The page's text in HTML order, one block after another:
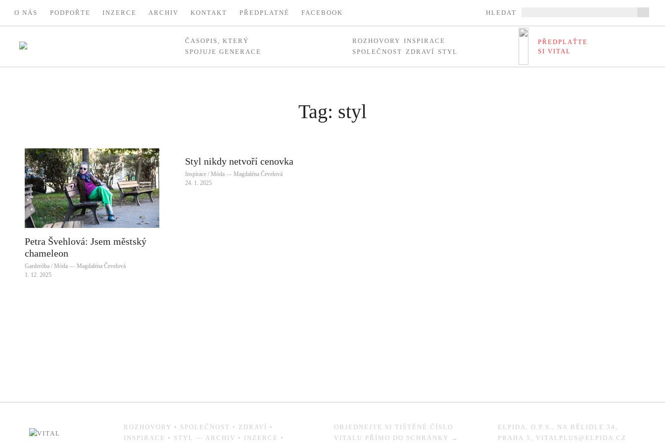
O NÁS PODPOŘTE INZERCE ARCHIV KONTAKT PŘEDPLATNÉ FACEBOOK HLEDAT
ČASOPIS, KTERÝ
SPOJUJE GENERACE
ROZHOVORY INSPIRACE
SPOLEČNOST
ZDRAVÍ STYL
PŘEDPLAŤTE
SI VITAL
Tag: styl
Petra Švehlová: Jsem městský
chameleon
Garderóba / Móda — Magdaléna Čevelová
1. 12. 2025
Styl nikdy netvoří cenovka
Inspirace / Móda — Magdaléna Čevelová
24. 1. 2025
ROZHOVORY • SPOLEČNOST • ZDRAVÍ •
INSPIRACE • STYL — ARCHIV • INZERCE •
OBJEDNEJTE SI TIŠTĚNÉ ČÍSLO
VITALU PŘÍMO DO SCHRÁNKY →
ELPIDA, O.P.S., NA BĚLIDLE 34,
PRAHA 5, VITALPLUS@ELPIDA.CZ